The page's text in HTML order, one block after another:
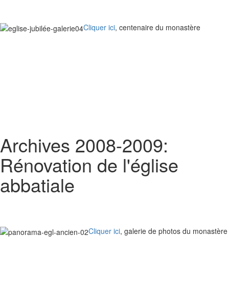
Cliquer ici, centenaire du monastère
Archives 2008-2009:
Rénovation de l'église
abbatiale
Cliquer ici, galerie de photos du monastère